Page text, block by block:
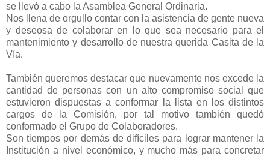
se llevó a cabo la Asamblea General Ordinaria.
Nos llena de orgullo contar con la asistencia de gente nueva
y deseosa de colaborar en lo que sea necesario para el
mantenimiento y desarrollo de nuestra querida Casita de la
Vía.
También queremos destacar que nuevamente nos excede la
cantidad de personas con un alto compromiso social que
estuvieron dispuestas a conformar la lista en los distintos
cargos de la Comisión, por tal motivo también quedó
conformado el Grupo de Colaboradores.
Son tiempos por demás de difíciles para lograr mantener la
Institución a nivel económico, y mucho más para concretar